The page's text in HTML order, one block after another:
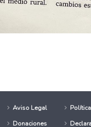
Bierzo- Congreso
Aviso Legal
Donaciones